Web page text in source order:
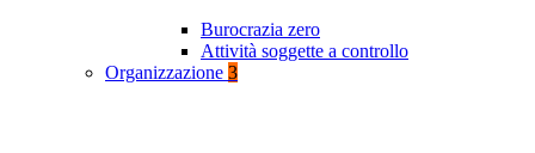
Burocrazia zero
Attività soggette a controllo
Organizzazione 3